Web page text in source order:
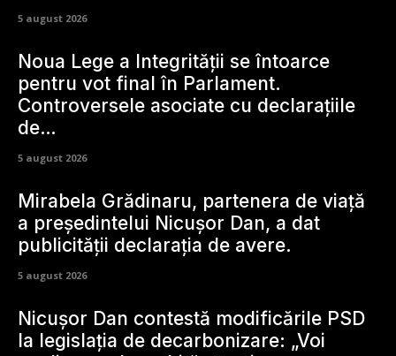
5 august 2026
Noua Lege a Integrității se întoarce
pentru vot final în Parlament.
Controversele asociate cu declarațiile
de…
5 august 2026
Mirabela Grădinaru, partenera de viață
a președintelui Nicușor Dan, a dat
publicității declarația de avere.
5 august 2026
Nicușor Dan contestă modificările PSD
la legislația de decarbonizare: „Voi